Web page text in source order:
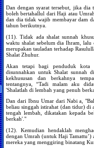
Dan dengan syarat tersebut, jika dia
boleh bertahallul dari Haji atau
dan dia tidak wajib membayar dam
tahun berikutnya.
(11). Tidak ada shalat sunnah
waktu shalat sebelum dia Ihram, lalu
merupakan tauladan terhadap
Shalat Zhuhur.
Akan tetapi bagi penduduk kota
disunnahkan untuk Shalat
kekhususan dan berkahnya
tentangnya, “Tadi malam aku
'Shalatlah di lembah yang penuh
Dan dari Ibnu Umar dari Nabi a,
beliau singgah istirahat (dan tidur)
tengah lembah, dikatakan kepada
berkah'."
(12). Kemudian hendaklah
dengan Umrah (untuk Haji
mereka yang menggiring binatang